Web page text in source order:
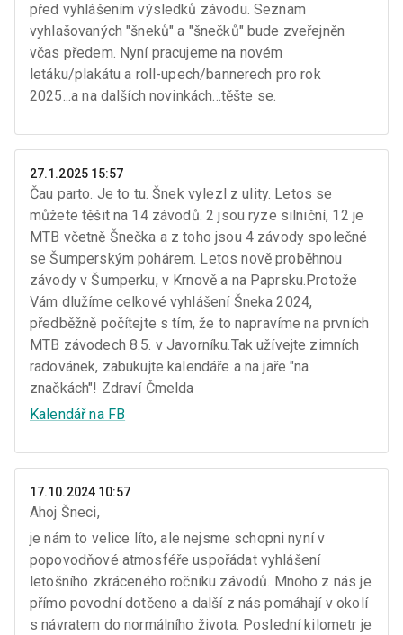
před vyhlášením výsledků závodu. Seznam
vyhlašovaných "šneků" a "šnečků" bude zveřejněn
včas předem. Nyní pracujeme na novém
letáku/plakátu a roll-upech/bannerech pro rok
2025...a na dalších novinkách...těšte se.
27.1.2025 15:57
Čau parto. Je to tu. Šnek vylezl z ulity. Letos se
můžete těšit na 14 závodů. 2 jsou ryze silniční, 12 je
MTB včetně Šnečka a z toho jsou 4 závody společné
se Šumperským pohárem. Letos nově proběhnou
závody v Šumperku, v Krnově a na Paprsku.Protože
Vám dlužíme celkové vyhlášení Šneka 2024,
předběžně počítejte s tím, že to napravíme na prvních
MTB závodech 8.5. v Javorníku.Tak užívejte zimních
radovánek, zabukujte kalendáře a na jaře "na
značkách"! Zdraví Čmelda
Kalendář na FB
17.10.2024 10:57
Ahoj Šneci,
je nám to velice líto, ale nejsme schopni nyní v
popovodňové atmosféře uspořádat vyhlášení
letošního zkráceného ročníku závodů. Mnoho z nás je
přímo povodní dotčeno a další z nás pomáhají v okolí
s návratem do normálního života. Poslední kilometr je